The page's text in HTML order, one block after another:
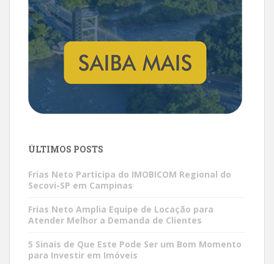
ÚLTIMOS POSTS
Frias Neto Participa do IMOBICOM Regional do
Secovi-SP em Campinas
Frias Neto Amplia Equipe de Locação para
Atender Melhor a Demanda de Clientes
5 Sinais de Que Este Pode Ser um Bom Momento
para Investir em Imóveis